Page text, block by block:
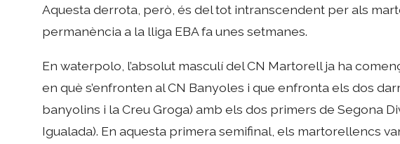
Aquesta derrota, però, és del tot intranscendent per als
permanència a la lliga EBA fa unes setmanes.
En waterpolo, l’absolut masculí del CN Martorell ja ha
en què s’enfronten al CN Banyoles i que enfronta els dos
banyolins i la Creu Groga) amb els dos primers de Segona
Igualada). En aquesta primera semifinal, els martorellencs